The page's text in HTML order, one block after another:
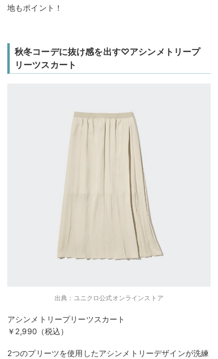
地もポイント！
秋冬コーデに抜け感を出す♡アシンメトリープ
リーツスカート
出典：ユニクロ公式オンラインストア
アシンメトリープリーツスカート
￥2,990（税込）
2つのプリーツを使用したアシンメトリーデザインが洗練